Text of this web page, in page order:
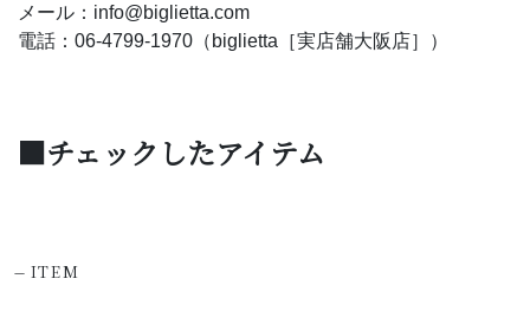
メール：info@biglietta.com
電話：06-4799-1970（biglietta［実店舗大阪店］）
■チェックしたアイテム
-ITEM